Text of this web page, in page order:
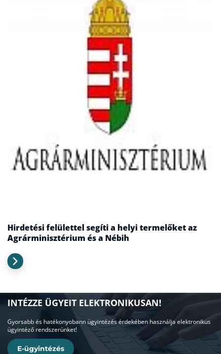
Hirdetési felülettel segíti a helyi termelőket az
Agrárminisztérium és a Nébih
INTÉZZE ÜGYEIT ELEKTRONIKUSAN!
Gyorsabb és hatékonyobann ügyintézés érdekében használja elektronikus
ügyintéző rendszerünket!
E-ügyintézés